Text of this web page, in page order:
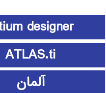
designer
ATLAS.ti
آلمان